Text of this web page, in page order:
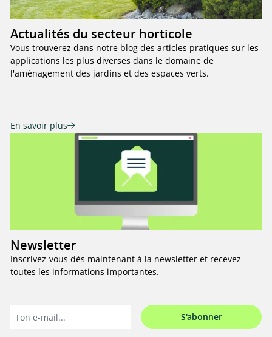
Actualités du secteur horticole
Vous trouverez dans notre blog des articles pratiques sur les
applications les plus diverses dans le domaine de
l'aménagement des jardins et des espaces verts.
En savoir plus
Newsletter
Inscrivez-vous dès maintenant à la newsletter et recevez
toutes les informations importantes.
S'abonner